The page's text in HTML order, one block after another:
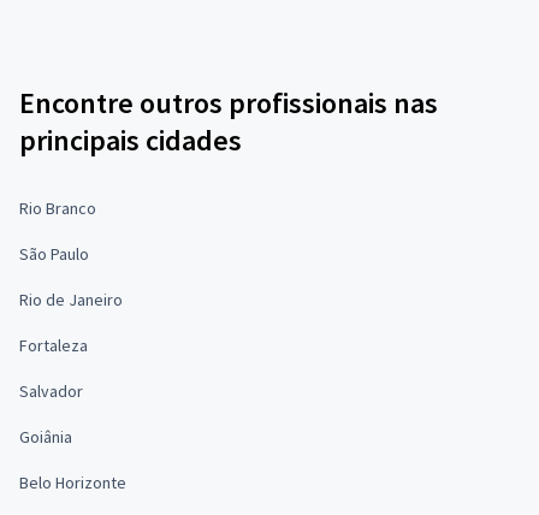
Encontre outros profissionais nas
principais cidades
Rio Branco
São Paulo
Rio de Janeiro
Fortaleza
Salvador
Goiânia
Belo Horizonte